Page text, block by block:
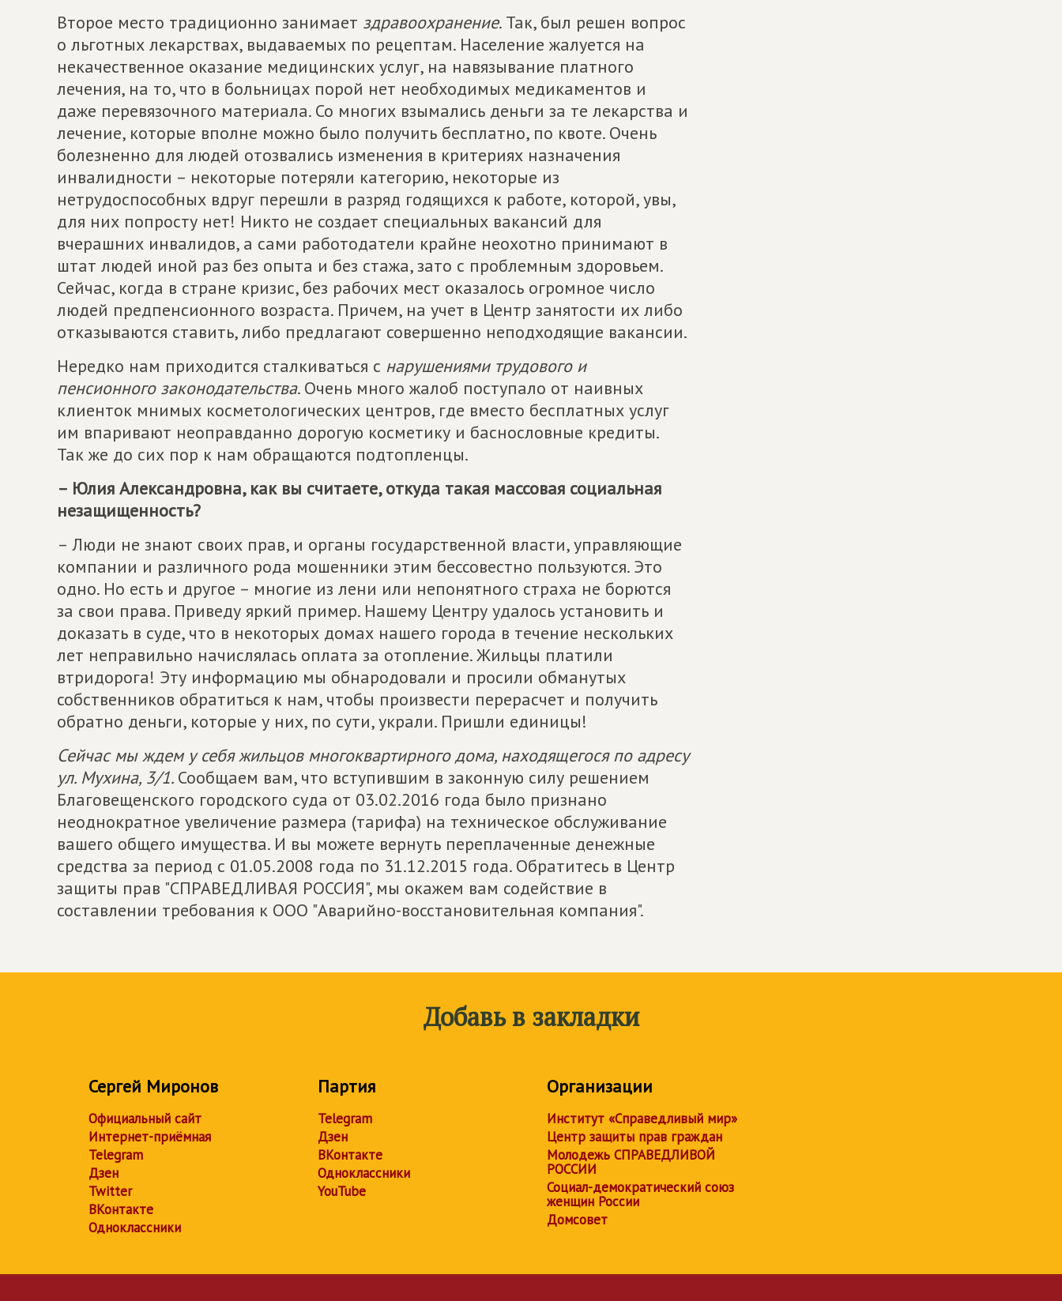
Второе место традиционно занимает здравоохранение. Так, был решен вопрос
о льготных лекарствах, выдаваемых по рецептам. Население жалуется на
некачественное оказание медицинских услуг, на навязывание платного
лечения, на то, что в больницах порой нет необходимых медикаментов и
даже перевязочного материала. Со многих взымались деньги за те лекарства и
лечение, которые вполне можно было получить бесплатно, по квоте. Очень
болезненно для людей отозвались изменения в критериях назначения
инвалидности – некоторые потеряли категорию, некоторые из
нетрудоспособных вдруг перешли в разряд годящихся к работе, которой, увы,
для них попросту нет! Никто не создает специальных вакансий для
вчерашних инвалидов, а сами работодатели крайне неохотно принимают в
штат людей иной раз без опыта и без стажа, зато с проблемным здоровьем.
Сейчас, когда в стране кризис, без рабочих мест оказалось огромное число
людей предпенсионного возраста. Причем, на учет в Центр занятости их либо
отказываются ставить, либо предлагают совершенно неподходящие вакансии.
Нередко нам приходится сталкиваться с нарушениями трудового и
пенсионного законодательства. Очень много жалоб поступало от наивных
клиенток мнимых косметологических центров, где вместо бесплатных услуг
им впаривают неоправданно дорогую косметику и баснословные кредиты.
Так же до сих пор к нам обращаются подтопленцы.
– Юлия Александровна, как вы считаете, откуда такая массовая социальная
незащищенность?
– Люди не знают своих прав, и органы государственной власти, управляющие
компании и различного рода мошенники этим бессовестно пользуются. Это
одно. Но есть и другое – многие из лени или непонятного страха не борются
за свои права. Приведу яркий пример. Нашему Центру удалось установить и
доказать в суде, что в некоторых домах нашего города в течение нескольких
лет неправильно начислялась оплата за отопление. Жильцы платили
втридорога! Эту информацию мы обнародовали и просили обманутых
собственников обратиться к нам, чтобы произвести перерасчет и получить
обратно деньги, которые у них, по сути, украли. Пришли единицы!
Сейчас мы ждем у себя жильцов многоквартирного дома, находящегося по адресу
ул. Мухина, 3/1. Сообщаем вам, что вступившим в законную силу решением
Благовещенского городского суда от 03.02.2016 года было признано
неоднократное увеличение размера (тарифа) на техническое обслуживание
вашего общего имущества. И вы можете вернуть переплаченные денежные
средства за период с 01.05.2008 года по 31.12.2015 года. Обратитесь в Центр
защиты прав "СПРАВЕДЛИВАЯ РОССИЯ", мы окажем вам содействие в
составлении требования к ООО "Аварийно-восстановительная компания".
Добавь в закладки
Сергей Миронов
Официальный сайт
Интернет-приёмная
Telegram
Дзен
Twitter
ВКонтакте
Одноклассники
Партия
Telegram
Дзен
ВКонтакте
Одноклассники
YouTube
Организации
Институт «Справедливый мир»
Центр защиты прав граждан
Молодежь СПРАВЕДЛИВОЙ
РОССИИ
Социал-демократический союз
женщин России
Домсовет